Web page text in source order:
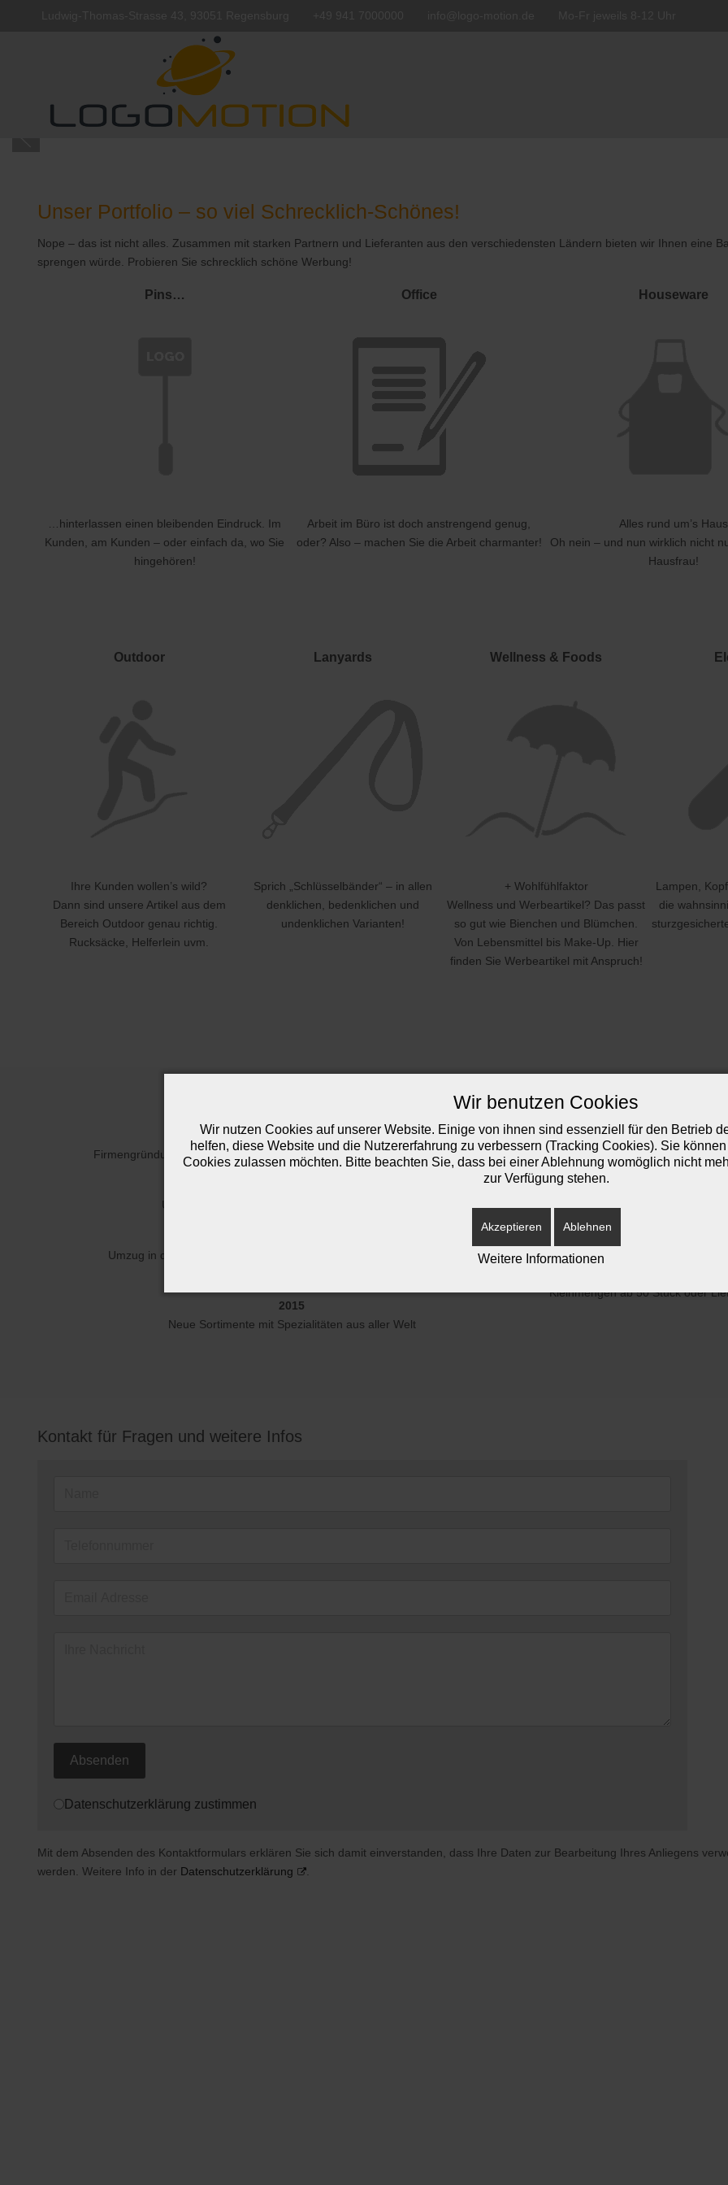
Unser Portfolio – so viel Schrecklich-Schönes!
Nope – das ist nicht alles. Zusammen mit starken Partnern und Lieferanten aus den verschiedensten Ländern bieten wir Ihnen eine
sprengen würde. Probieren Sie schrecklich schöne Werbung!
Pins…
…hinterlassen einen bleibenden Eindruck. Im
Kunden, am Kunden – oder einfach da, wo Sie
hingehören!
Office
Arbeit im Büro ist doch anstrengend genug,
oder? Also – machen Sie die Arbeit charmanter!
Houseware
Alles rund um’s Haus
Oh nein – und nun wirklich nicht
Hausfrau!
Outdoor
Ihre Kunden wollen’s wild?
Dann sind unsere Artikel aus dem
Bereich Outdoor genau richtig.
Rucksäcke, Helferlein uvm.
Lanyards
Sprich „Schlüsselbänder“ – in allen
denklichen, bedenklichen und
undenklichen Varianten!
Wellness & Foods
+ Wohlfühlfaktor
Wellness und Werbeartikel? Das passt
so gut wie Bienchen und Blümchen.
Von Lebensmittel bis Make-Up. Hier
finden Sie Werbeartikel mit Anspruch!
Lampen,
die
1997
Firmengründung „Birgit Schreckling Import Werbeartikel“, Einzelunternehmen
Umbenennung in Logo Motion Import Werbeartikel
Umzug in die eigenen Räume direkt neben der Universität Regensburg:
2015
Neue Sortimente mit Spezialitäten aus aller Welt
Logo Motion ist seit 1997 ein
Birgit Schreckling persönlich
Ihnenschnell Lösungen
können wir Ihnen erfahrene
Wir importieren und
Kleinmengen ab 50 Stück oder
Kontakt für Fragen und weitere Infos
Absenden
Datenschutz*
Datenschutzerklärung zustimmen
Mit dem Absenden des Kontaktformulars erklären Sie sich damit einverstanden, dass Ihre Daten zur Bearbeitung Ihres Anliegens
werden. Weitere Info in der Datenschutzerklärung
Wir benutzen Cookies
Wir nutzen Cookies auf unserer Website. Einige von ihnen sind essenziell für den Betrieb
helfen, diese Website und die Nutzererfahrung zu verbessern (Tracking Cookies). Sie
Cookies zulassen möchten. Bitte beachten Sie, dass bei einer Ablehnung womöglich nicht
zur Verfügung stehen.
Akzeptieren Ablehnen
Weitere Informationen